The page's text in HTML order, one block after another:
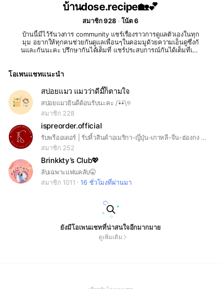
บ้านdose.recipe🏡💕
สมาชิก 928
โน้ต 6
บ้านนี้มีไว้รันวงการ community แชร์เรื่ิองราวการดูแลตัวเองในทุก
มุม อยากให้ทุกคนช่วยกันดูแลเพื่อนๆในคอมมูดัวยความเอ็นดูซึ่งกั
นและกันนะคะ ปรึกษากันได้เต็มที่ แชร์ประสบการณ์กันได้เต็มที่เลย
โอเพนแชทแนะนำ
สปอยแมว แมวว่าดีมี๊ก็ตามใจ
สปอยแมวยินดีต้อนรับนะคะ /•᷅‎‎•᷄\୭
สมาชิก 228
ispreorder.official
รับพรีออเดอร์ | รับหิ้วสินค้าอเมริกา-ญี่ปุ่น-เกาหลี-จีน-ฮ่องกง 🇺🇸🇯🇵🇰🇷🇨🇳🇭🇰 มีรอบบินทุกเดือน ✈️ ♥︎ขายของแท้เท่านั้น! ♡อัพเดตสินค้าในโอเพ่นแชท ♥︎สั่งซื้อ/สอบถาม Line : @724ytanz
สมาชิก 252
Brinkkty’s Club💖
ลับเฉพาะแฟนคลับ🤫
สมาชิก 1011
16 ชั่วโมงที่ผ่านมา
ยังมีโอเพนแชทที่น่าสนใจอีกมากมาย
ดูเพิ่มเติม